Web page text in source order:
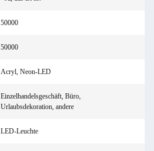
50000
50000
Acryl, Neon-LED
Einzelhandelsgeschäft, Büro,
Urlaubsdekoration, andere
LED-Leuchte